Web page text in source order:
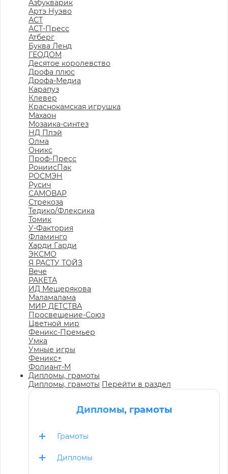
Азбукварик
Артэ Нуэво
АСТ
АСТ-Пресс
Атберг
Буква Ленд
ГЕОДОМ
Десятое королевство
Дрофа плюс
Дрофа-Медиа
Карапуз
Клевер
Краснокамская игрушка
Махаон
Мозаика-синтез
НД Плэй
Олма
Оникс
Проф-Пресс
РониисПак
РОСМЭН
Русич
САМОВАР
Стрекоза
Тедико/Флексика
Томик
У-Фактория
Фламинго
Харди Гарди
ЭКСМО
Я РАСТУ ТОЙЗ
Вече
РАКЕТА
ИД Мещерякова
Маламалама
МИР ДЕТСТВА
Просвещение-Союз
Цветной мир
Феникс-Премьер
Умка
Умные игры
Феникс+
Фолиант-М
Дипломы, грамоты
Дипломы, грамоты Перейти в раздел
Дипломы, грамоты
Грамоты
Дипломы